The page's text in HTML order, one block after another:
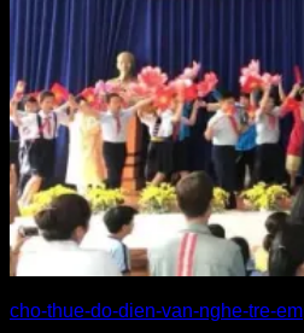
cho-thue-do-dien-van-nghe-tre-em